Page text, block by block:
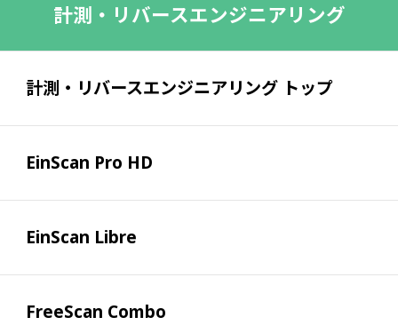
計測・リバースエンジニアリング
計測・リバースエンジニアリング トップ
EinScan Pro HD
EinScan Libre
FreeScan Combo